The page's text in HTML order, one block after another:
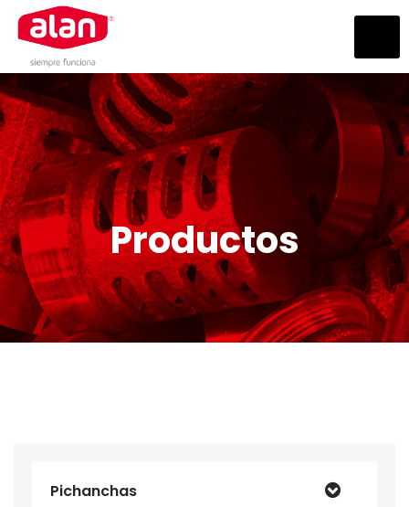
Productos
Pichanchas